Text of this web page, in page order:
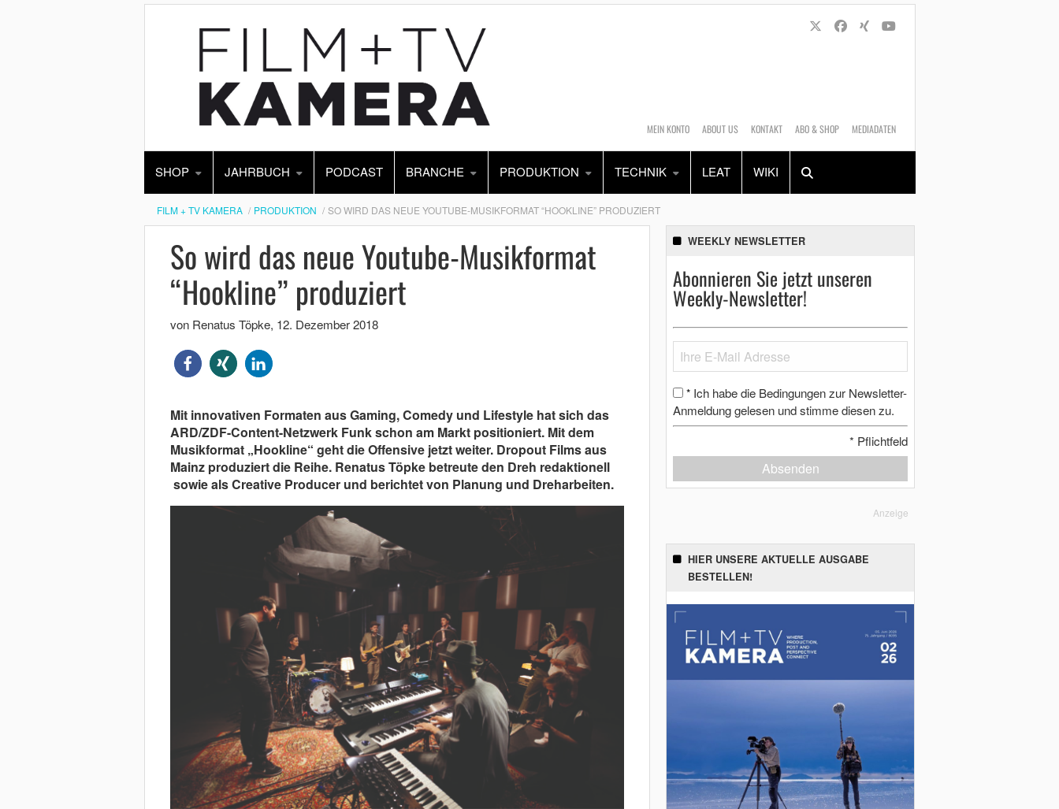
MEIN KONTO ABOUT US KONTAKT ABO & SHOP MEDIADATEN
SHOP JAHRBUCH PODCAST BRANCHE PRODUKTION TECHNIK LEAT WIKI
Alles Shop
FILM + TV KAMERA PRODUKTION SO WIRD DAS NEUE YOUTUBE-MUSIKFORMAT “HOOKLINE” PRODUZIERT
So wird das neue Youtube-Musikformat
“Hookline” produziert
von Renatus Töpke, 12. Dezember 2018
Mit innovativen Formaten aus Gaming, Comedy und Lifestyle hat sich das
ARD/ZDF-Content-Netzwerk Funk schon am Markt positioniert. Mit dem
Musikformat „Hookline“ geht die Offensive jetzt weiter. Dropout Films aus
Mainz produziert die Reihe. Renatus Töpke betreute den Dreh redaktionell
sowie als Creative Producer und berichtet von Planung und Dreharbeiten.
WEEKLY NEWSLETTER
Abonnieren Sie jetzt unseren
Weekly-Newsletter!
* Ich habe die Bedingungen zur Newsletter-
Anmeldung gelesen und stimme diesen zu.
* Pflichtfeld
Absenden
Anzeige
HIER UNSERE AKTUELLE AUSGABE
BESTELLEN!